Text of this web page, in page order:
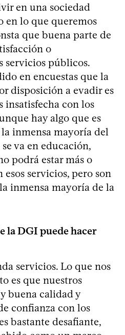
en una sociedad
en lo que queremos
que buena parte de
o
servicios públicos.
en encuestas que la
disposición a evadir es
insatisfecha con los
hay algo que es
inmensa mayoría del
va en educación,
podrá estar más o
servicios, pero son
inmensa mayoría de la
la DGI puede hacer
servicios. Lo que nos
es que nuestros
buena calidad y
confianza con los
bastante desafiante,